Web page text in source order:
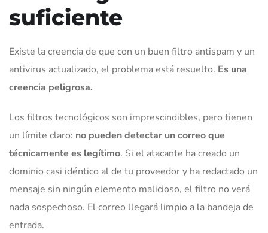
suficiente
Existe la creencia de que con un buen filtro antispam y un
antivirus actualizado, el problema está resuelto. Es una
creencia peligrosa.
Los filtros tecnológicos son imprescindibles, pero tienen
un límite claro: no pueden detectar un correo que
técnicamente es legítimo. Si el atacante ha creado un
dominio casi idéntico al de tu proveedor y ha redactado un
mensaje sin ningún elemento malicioso, el filtro no verá
nada sospechoso. El correo llegará limpio a la bandeja de
entrada.